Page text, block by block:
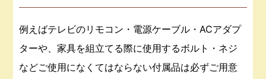
例えばテレビのリモコン・電源ケーブル・ACアダプ
ターや、家具を組立てる際に使用するボルト・ネジ
などご使用になくてはならない付属品は必ずご用意